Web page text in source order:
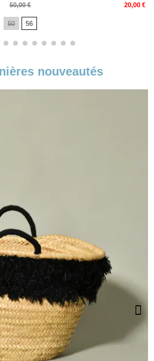
50,00 € 20,00 €
50 56
nouveautés